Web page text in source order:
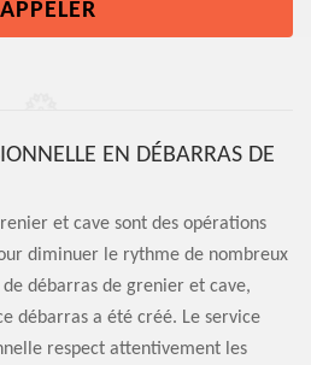
EN DÉBARRAS DE
et cave sont des opérations
diminuer le rythme de nombreux
débarras de grenier et cave,
débarras a été créé. Le service
respect attentivement les